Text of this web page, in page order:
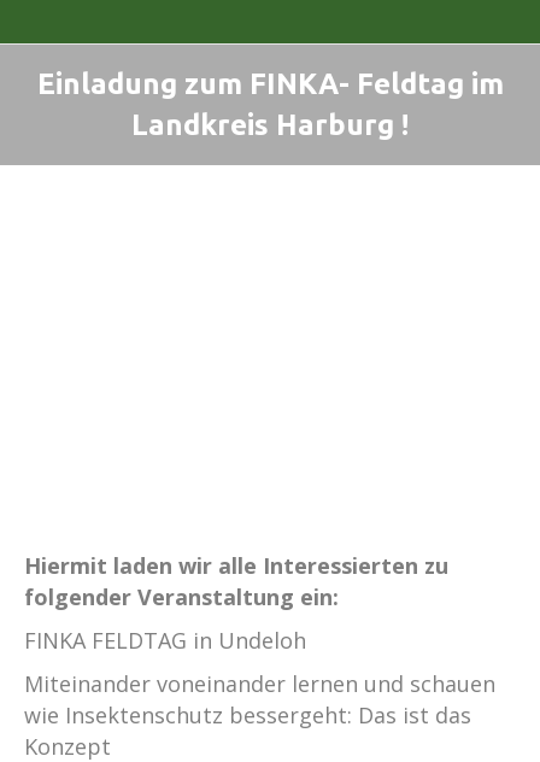
Einladung zum FINKA- Feldtag im
Landkreis Harburg !
Sie befinden sich hier:
Hiermit laden wir alle Interessierten zu
folgender Veranstaltung ein:
FINKA FELDTAG in Undeloh
Miteinander voneinander lernen und schauen
wie Insektenschutz bessergeht: Das ist das
Konzept